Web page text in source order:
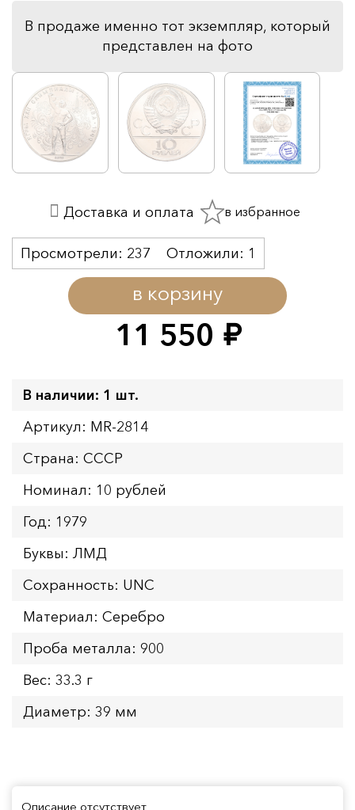
В продаже именно тот экземпляр, который
представлен на фото
11 550 руб.
в корзину
Просмотрели: 237 Отложили: 1
Доставка и оплата в избранное
В наличии: 1 шт.
Артикул: MR-2814
Страна: СССР
Номинал: 10 рублей
Год: 1979
Буквы: ЛМД
Сохранность: UNC
Материал: Серебро
Проба металла: 900
Вес: 33.3 г
Диаметр: 39 мм
Описание отсутствует